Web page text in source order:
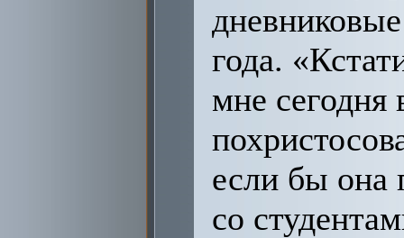
года.
мне сегодня
если бы она
со